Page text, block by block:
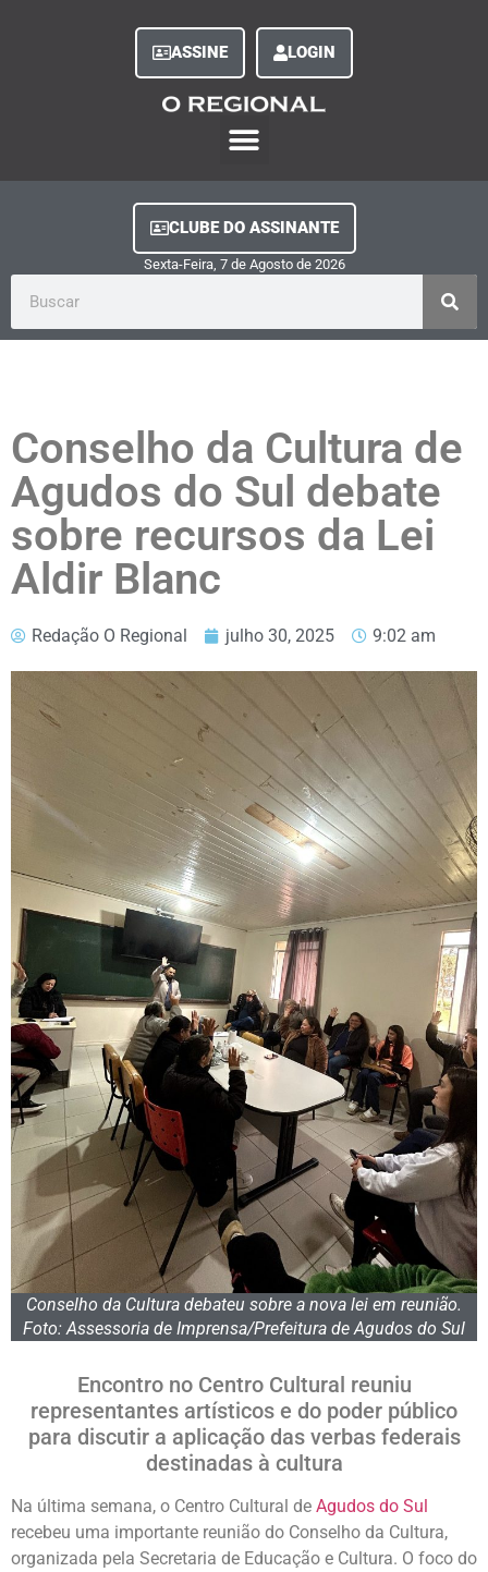
ASSINE LOGIN
CLUBE DO ASSINANTE
Sexta-Feira, 7de Agostode 2026
Conselho da Cultura de
Agudos do Sul debate
sobre recursos da Lei
Aldir Blanc
Redação O Regional julho 30, 2025 9:02 am
Conselho da Cultura debateu sobre a nova lei em reunião.
Foto: Assessoria de Imprensa/Prefeitura de Agudos do Sul
Encontro no Centro Cultural reuniu
representantes artísticos e do poder público
para discutir a aplicação das verbas federais
destinadas à cultura
Na última semana, o Centro Cultural de Agudos do Sul
recebeu uma importante reunião do Conselho da Cultura,
organizada pela Secretaria de Educação e Cultura. O foco do